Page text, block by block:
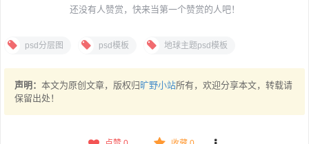
还没有人赞赏，快来当第一个赞赏的人吧！
psd分层图 psd模板 地球主题psd模板
声明： 本文为原创文章，版权归 旷野小站所有，欢迎分享本文，转载请
保留出处！